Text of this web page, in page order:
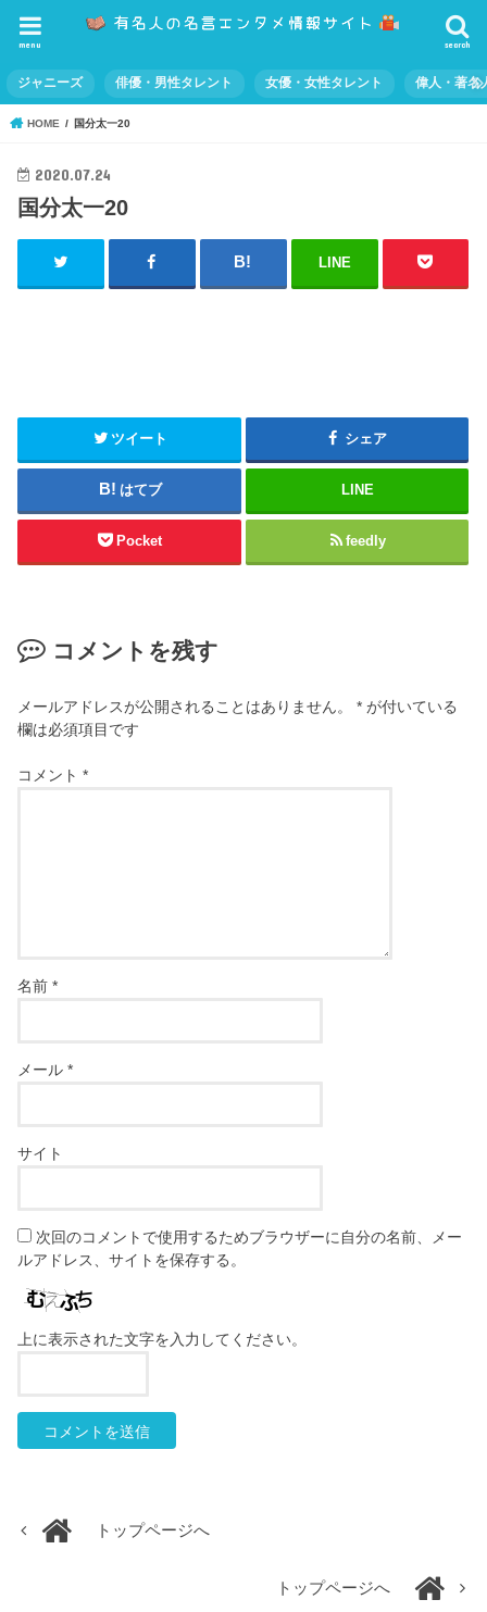
search
menu
ジャニーズ 俳優・男性タレント 女優・女性タレント 偉人・著名
HOME 国分太一20
2020.07.24
国分太一20
LINE
ツイート シェア
はてブ LINE
Pocket feedly
コメントを残す
メールアドレスが公開されることはありません。 * が付いている
欄は必須項目です
コメント*
名前*
メール*
サイト
次回のコメントで使用するためブラウザーに自分の名前、メー
ルアドレス、サイトを保存する。
上に表示された文字を入力してください。
トップページへ
トップページへ